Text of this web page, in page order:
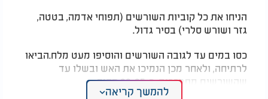
הניחו את כל קוביות השורשים (תפוחי אדמה, בטטה,
גזר ושורש סלרי) בסיר גדול.
כסו במים עד לגובה השורשים והוסיפו מעט מלח.הביאו
לרתיחה, ולאחר מכן הנמיכו את האש ובשלו עד
שהשורשים מתרככים, כ-20-25 דקות.
להמשך קריאה